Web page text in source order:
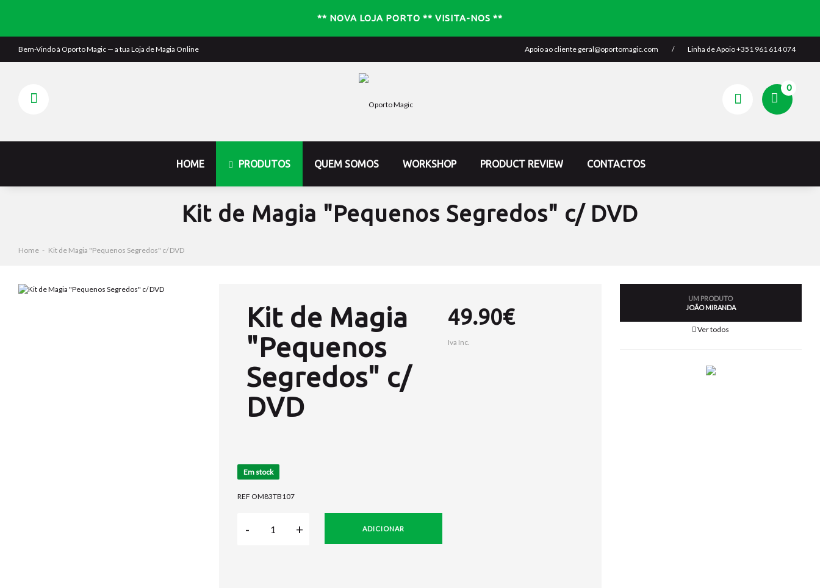
** NOVA LOJA PORTO ** VISITA-NOS **
Bem-Vindo à Oporto Magic — a tua Loja de Magia Online Apoio ao cliente geral@oportomagic.com / Linha de Apoio+351 961 614 074
0
HOME PRODUTOS QUEM SOMOS WORKSHOP PRODUCT REVIEW CONTACTOS
Kit de Magia "Pequenos Segredos" c/ DVD
Home Kit de Magia "Pequenos Segredos" c/ DVD
Kit de Magia
"Pequenos
Segredos" c/
DVD
49.90€
Iva Inc.
Em stock
REF OM83TB107
ADICIONAR
UM PRODUTO
JOÃO MIRANDA
Ver todos